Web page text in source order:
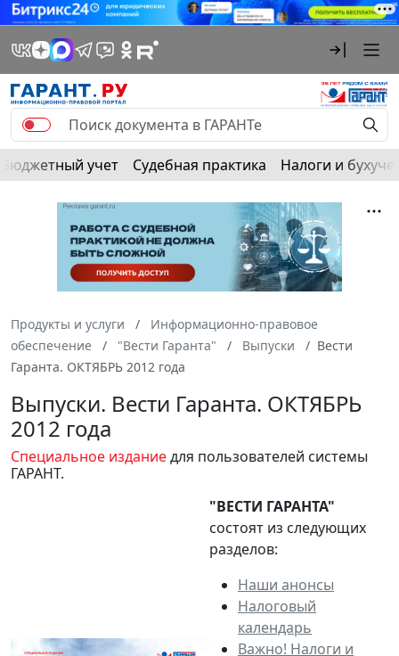
Бюджетный учет Судебная практика Налоги и
Продукты и услуги
Информационно-правовое
обеспечение
"Вести Гаранта" Выпуски
Вести
Гаранта. ОКТЯБРЬ 2012 года
Выпуски. Вести Гаранта. ОКТЯБРЬ
2012 года
Специальное изданиедля пользователей системы
ГАРАНТ.
"ВЕСТИ ГАРАНТА"
состоят из следующих
разделов:
Наши анонсы
Налоговый
календарь
Важно! Налоги и